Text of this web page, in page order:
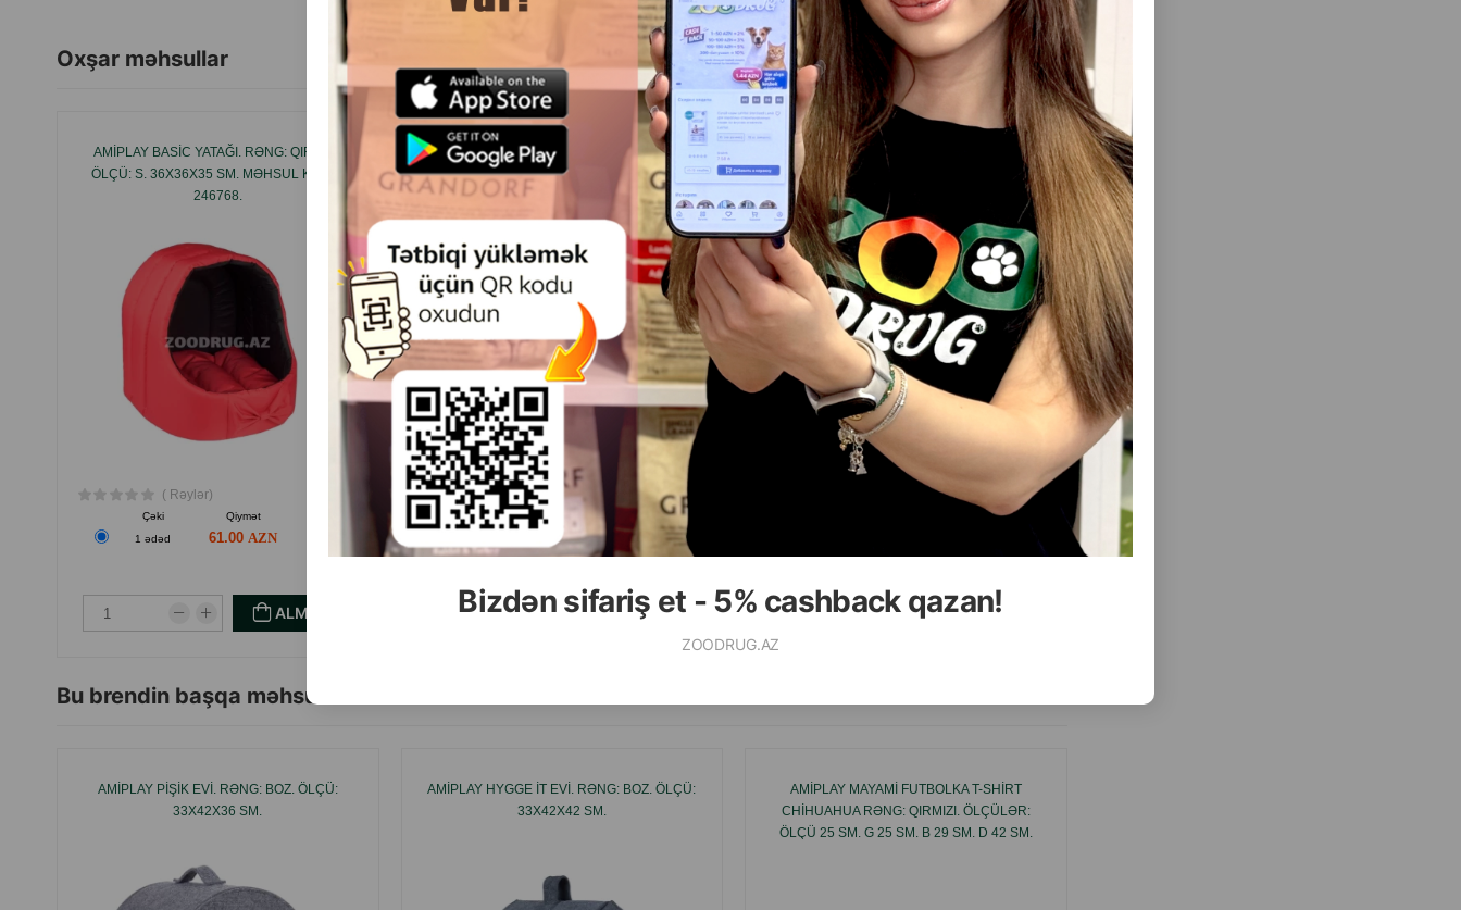
Bizdən sifariş et - 5% cashback qazan!
ZOODRUG.AZ
Oxşar məhsullar Hamısını Gör
AMIPLAY BASIC YATAĞI. RƏNG: QIRMIZI.
ÖLÇÜ: S. 36X36X35 SM. MƏHSUL KODU:
246768.
( Rəylər)
Çəki Qiymət
1 ədəd
61.00
ALMAQ
Bu brendin başqa məhsulları
AMIPLAY PIŞIK EVI. RƏNG: BOZ. ÖLÇÜ:
33X42X36 SM.
AMIPLAY HYGGE IT EVI. RƏNG: BOZ. ÖLÇÜ:
33X42X42 SM.
AMIPLAY MAYAMI FUTBOLKA T-SHIRT
CHIHUAHUA RƏNG: QIRMIZI. ÖLÇÜLƏR:
ÖLÇÜ 25 SM. G 25 SM. B 29 SM. D 42 SM.